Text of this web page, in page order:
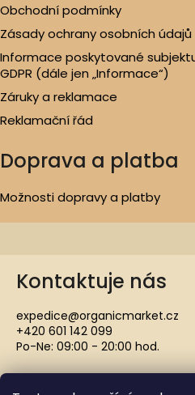
Obchodní podmínky
Zásady ochrany osobních údajů
Informace poskytované
GDPR (dále jen „Informace“)
Záruky a reklamace
Reklamační řád
Doprava a platba
Možnosti dopravy a platby
Kontaktuje nás
expedice@organicmarket.cz
+420 601 142 099
Po-Ne: 09:00 - 20:00 hod.